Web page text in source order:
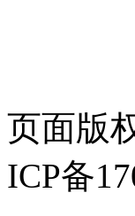
页面版
ICP备